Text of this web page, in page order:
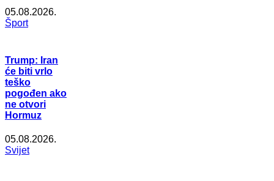
05.08.2026.
Šport
Trump: Iran
će biti vrlo
teško
pogođen ako
ne otvori
Hormuz
05.08.2026.
Svijet